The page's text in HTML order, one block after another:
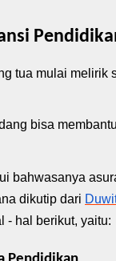
tua mulai
bisa
bahwasanya
dikutip dari
- hal berikut, yaitu: